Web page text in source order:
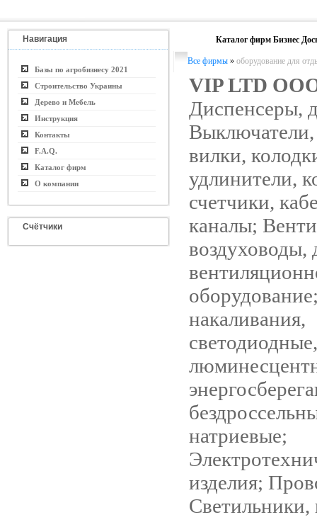
Навигация
Базы по агробизнесу 2021
Строительство Украины
Дерево и Мебель
Инструкция
Контакты
F.A.Q.
Каталог фирм
О компании
Счётчики
Каталог фирм Бизнес
Все фирмы » оборудование для
VIP LTD
Диспенсеры,
Выключатели,
вилки,
удлинители,
счетчики,
каналы;
воздуховоды,
накаливания,
светодиодные,
натриевые;
изделия;